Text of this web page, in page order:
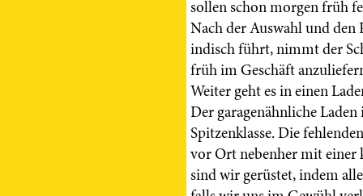
sollen schon morgen früh
Nach der Auswahl und den
indisch führt, nimmt der
früh im Geschäft
Weiter geht es in einen
Der garagenähnliche
Spitzenklasse. Die
vor Ort nebenher mit einer
sind wir gerüstet, indem